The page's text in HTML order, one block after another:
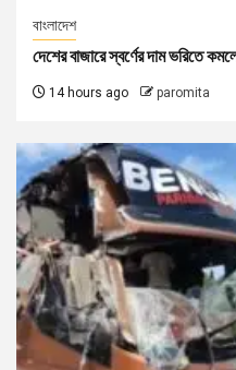
বাংলাদেশ
দেশের বাজারে স্বর্ণের দাম ভরিতে
14 hours ago paromita